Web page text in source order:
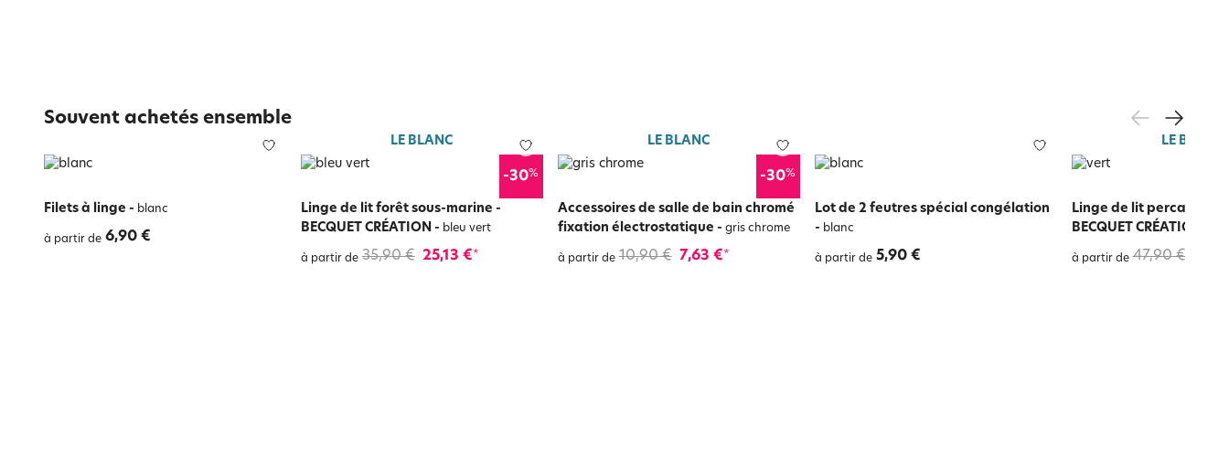
Souvent achetés ensemble
Filets à linge - blanc
à partir de 6,90 €
LE BLANC
-30%
Linge de lit forêt sous-marine -
BECQUET CRÉATION - bleu vert
à partir de 35,90 € 25,13 €*
LE BLANC
-30%
Accessoires de salle de bain chromé
fixation électrostatique - gris chrome
à partir de 10,90 € 7,63 €*
Lot de 2 feutres spécial congélation
- blanc
à partir de 5,90 €
LE BLANC
Linge de lit percale
BECQUET CRÉATION
à partir de 47,90 €